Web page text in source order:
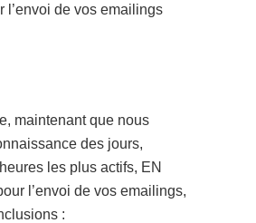
l’envoi de vos emailings
maintenant que nous
des jours,
les plus actifs, EN
l’envoi de vos emailings,
: